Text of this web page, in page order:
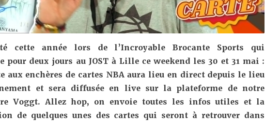
cette année lors de l’Incroyable Brocante Sports qui
pour deux jours au JOST à Lille ce weekend les 30 et 31 mai :
aux enchères de cartes NBA aura lieu en direct depuis le lieu
et sera diffusée en live sur la plateforme de notre
Voggt. Allez hop, on envoie toutes les infos utiles et la
de quelques unes des cartes qui seront à retrouver dans